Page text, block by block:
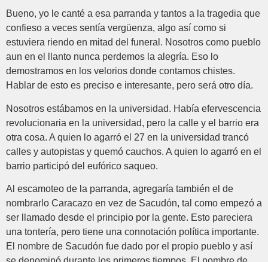
Bueno, yo le canté a esa parranda y tantos a la tragedia que
confieso a veces sentía vergüenza, algo así como si
estuviera riendo en mitad del funeral. Nosotros como pueblo
aun en el llanto nunca perdemos la alegría. Eso lo
demostramos en los velorios donde contamos chistes.
Hablar de esto es preciso e interesante, pero será otro día.
Nosotros estábamos en la universidad. Había efervescencia
revolucionaria en la universidad, pero la calle y el barrio era
otra cosa. A quien lo agarró el 27 en la universidad trancó
calles y autopistas y quemó cauchos. A quien lo agarró en el
barrio participó del eufórico saqueo.
Al escamoteo de la parranda, agregaría también el de
nombrarlo Caracazo en vez de Sacudón, tal como empezó a
ser llamado desde el principio por la gente. Esto pareciera
una tontería, pero tiene una connotación política importante.
El nombre de Sacudón fue dado por el propio pueblo y así